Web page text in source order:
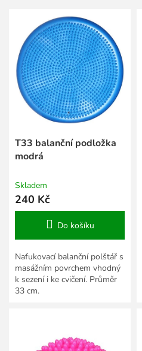
T33 balanční podložka
modrá
Skladem
240 Kč
Do košíku
Nafukovací balanční polštář s
masážním povrchem vhodný
k sezení i ke cvičení. Průměr
33 cm.